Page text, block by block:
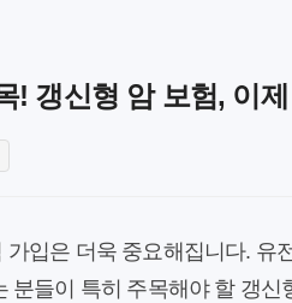
! 갱신형 암 보험, 이
입은 더욱 중요해집니다. 유
분들이 특히 주목해야 할 갱